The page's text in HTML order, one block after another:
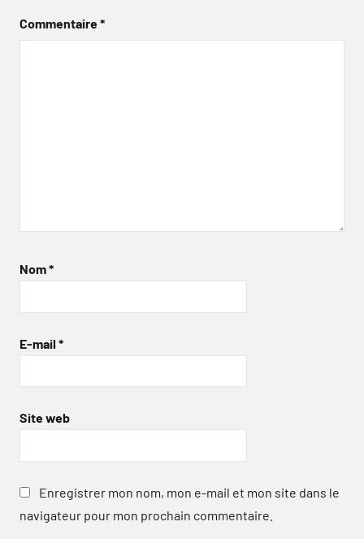
Commentaire*
Nom*
E-mail *
Site web
Enregistrer mon nom, mon e-mail et mon site dans le
navigateur pour mon prochain commentaire.